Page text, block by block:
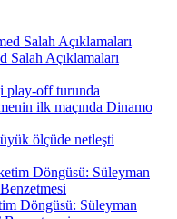
Salah Açıklamaları
ölçüde netleşti
Döngüsü: Süleyman